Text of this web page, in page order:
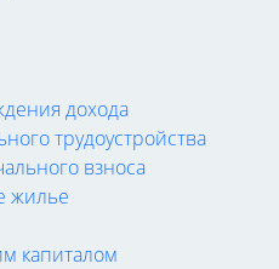
дохода
трудоустройства
взноса
жилье
капиталом